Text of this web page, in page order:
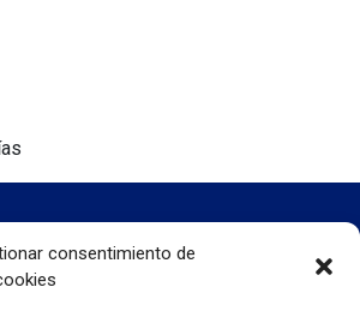
consentimiento de